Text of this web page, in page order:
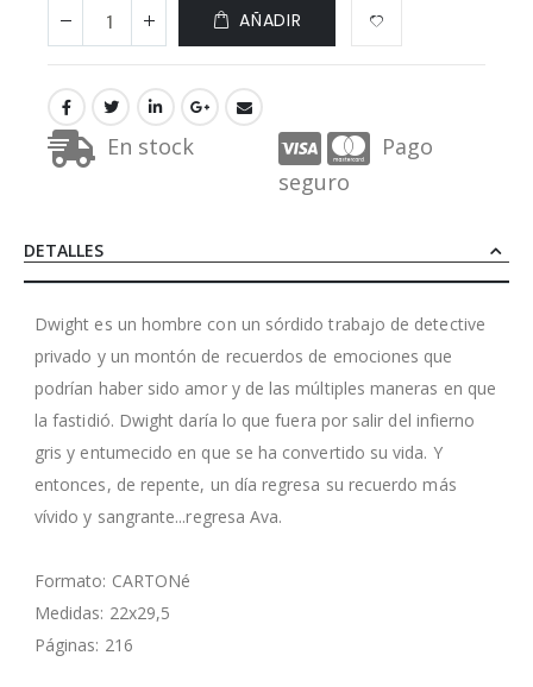
AÑADIR
En stock
Pago
seguro
DETALLES
Dwight es un hombre con un sórdido trabajo de detective
privado y un montón de recuerdos de emociones que
podrían haber sido amor y de las múltiples maneras en que
la fastidió. Dwight daría lo que fuera por salir del infierno
gris y entumecido en que se ha convertido su vida. Y
entonces, de repente, un día regresa su recuerdo más
vívido y sangrante...regresa Ava.
Formato: CARTONé
Medidas: 22x29,5
Páginas: 216